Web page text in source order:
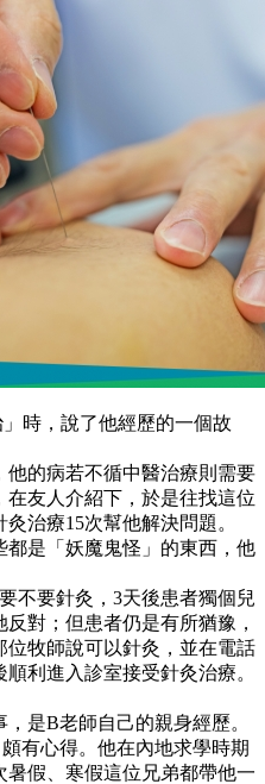
時，說了他經歷的一個故
的病若不循中醫治療則需要
友人介紹下，於是往找這位
治療15次幫他解決問題。
是「妖魔鬼怪」的東西，他
不要針灸，3天後患者獨個兒
對；但患者仍是有所猶豫，
牧師說可以針灸，並在電話
利進入診室接受針灸治療。
是B老師自己的親身經歷。
有心得。他在內地求學時期
假、寒假這位兄弟都帶他一